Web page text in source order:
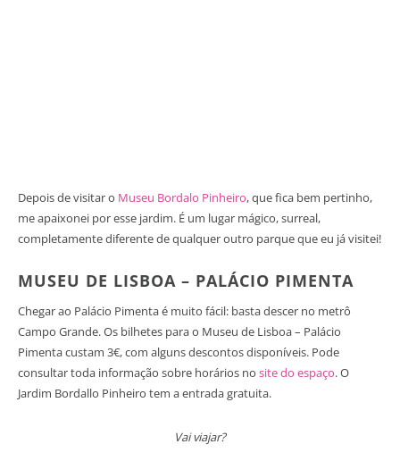
Depois de visitar o Museu Bordalo Pinheiro, que fica bem pertinho,
me apaixonei por esse jardim. É um lugar mágico, surreal,
completamente diferente de qualquer outro parque que eu já visitei!
MUSEU DE LISBOA – PALÁCIO PIMENTA
Chegar ao Palácio Pimenta é muito fácil: basta descer no metrô
Campo Grande. Os bilhetes para o Museu de Lisboa – Palácio
Pimenta custam 3€, com alguns descontos disponíveis. Pode
consultar toda informação sobre horários no site do espaço. O
Jardim Bordallo Pinheiro tem a entrada gratuita.
Vai viajar?